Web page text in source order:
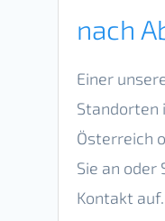
nach
Einer
Standorten
Österreich
Sie an oder
Kontakt auf.